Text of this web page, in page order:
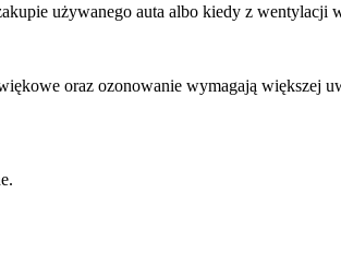
używanego auta albo kiedy z wentylacji
oraz ozonowanie wymagają większej